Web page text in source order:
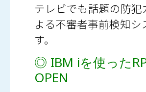
テレビでも話題の防犯
よる不審者事前検知シ
す。
◎ IBM iを使った
OPEN